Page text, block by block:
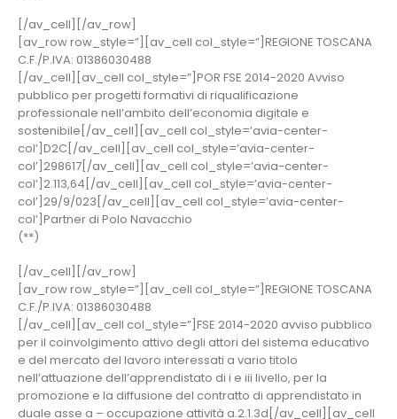
[/av_cell][/av_row]
[av_row row_style=”][av_cell col_style=”]REGIONE TOSCANA
C.F./P.IVA: 01386030488
[/av_cell][av_cell col_style=”]POR FSE 2014-2020 Avviso
pubblico per progetti formativi di riqualificazione
professionale nell’ambito dell’economia digitale e
sostenibile[/av_cell][av_cell col_style=’avia-center-
col’]D2C[/av_cell][av_cell col_style=’avia-center-
col’]298617[/av_cell][av_cell col_style=’avia-center-
col’]2.113,64[/av_cell][av_cell col_style=’avia-center-
col’]29/9/023[/av_cell][av_cell col_style=’avia-center-
col’]Partner di Polo Navacchio
(**)
[/av_cell][/av_row]
[av_row row_style=”][av_cell col_style=”]REGIONE TOSCANA
C.F./P.IVA: 01386030488
[/av_cell][av_cell col_style=”]FSE 2014-2020 avviso pubblico
per il coinvolgimento attivo degli attori del sistema educativo
e del mercato del lavoro interessati a vario titolo
nell’attuazione dell’apprendistato di i e iii livello, per la
promozione e la diffusione del contratto di apprendistato in
duale asse a – occupazione attività a.2.1.3d[/av_cell][av_cell